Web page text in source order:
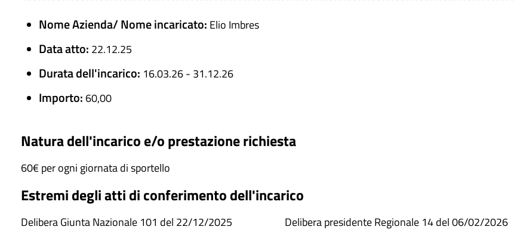
Nome Azienda/ Nome incaricato: Elio Imbres
Data atto: 22.12.25
Durata dell'incarico: 16.03.26 - 31.12.26
Importo: 60,00
Natura dell'incarico e/o prestazione richiesta
60€ per ogni giornata di sportello
Estremi degli atti di conferimento dell'incarico
Delibera Giunta Nazionale 101 del 22/12/2025 Delibera presidente Regionale 14 del 06/